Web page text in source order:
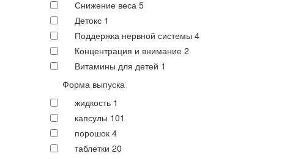
Снижение веса 5
Детокс 1
Поддержка нервной системы 4
Концентрация и внимание 2
Витамины для детей 1
Форма выпуска
жидкость 1
капсулы 101
порошок 4
таблетки 20